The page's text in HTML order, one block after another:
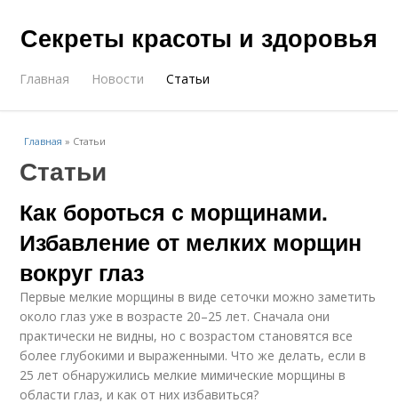
Секреты красоты и здоровья
Главная Новости Статьи
Главная » Статьи
Статьи
Как бороться с морщинами.
Избавление от мелких морщин
вокруг глаз
Первые мелкие морщины в виде сеточки можно заметить
около глаз уже в возрасте 20–25 лет. Сначала они
практически не видны, но с возрастом становятся все
более глубокими и выраженными. Что же делать, если в
25 лет обнаружились мелкие мимические морщины в
области глаз, и как от них избавиться?